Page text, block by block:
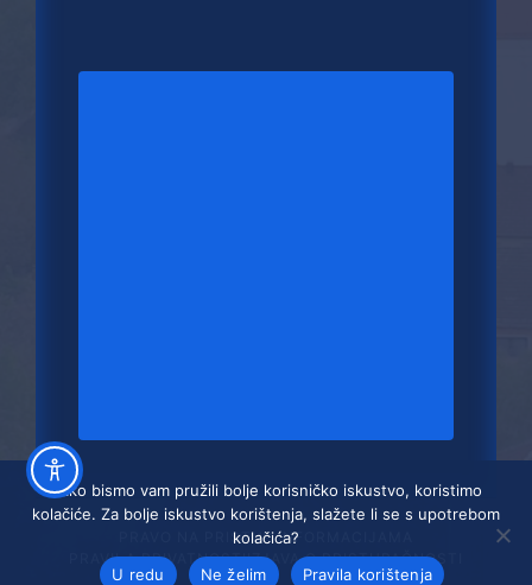
PRAVO NA PRISTUP INFORMACIJAMA
PRAVILA PRIVATNOSTIIZJAVA O PRISTUPAČNOSTI
Kako bismo vam pružili bolje korisničko iskustvo, koristimo
kolačiće. Za bolje iskustvo korištenja, slažete li se s upotrebom
kolačića?
U redu
Ne želim Pravila korištenja